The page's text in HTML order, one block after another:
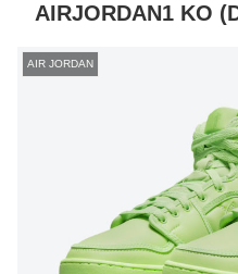
AIRJORDAN1 KO
AIR JORDAN